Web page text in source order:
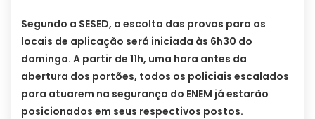
Segundo a SESED, a escolta das provas para os
locais de aplicação será iniciada às 6h30 do
domingo. A partir de 11h, uma hora antes da
abertura dos portões, todos os policiais escalados
para atuarem na segurança do ENEM já estarão
posicionados em seus respectivos postos.